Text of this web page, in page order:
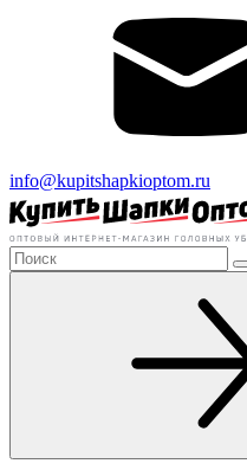
info@kupitshapkioptom.ru